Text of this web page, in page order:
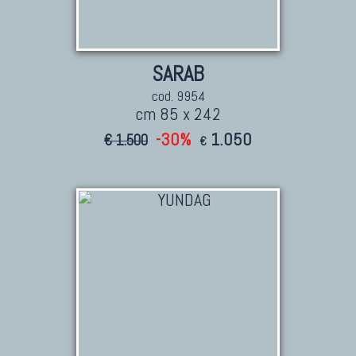
Collezione Hyderabad
Collezione Peshawar
Collezione Zigler
TAPPETI CAUCASICI
SARAB
cod. 9954
cm 85 x 242
€ 1.500 -30% € 1.050